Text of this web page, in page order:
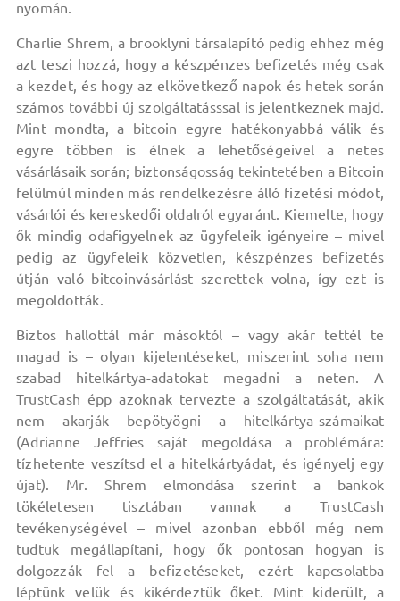
nyomán.
Charlie Shrem, a brooklyni társalapító pedig ehhez még
azt teszi hozzá, hogy a készpénzes befizetés még csak
a kezdet, és hogy az elkövetkező napok és hetek során
számos további új szolgáltatásssal is jelentkeznek majd.
Mint mondta, a bitcoin egyre hatékonyabbá válik és
egyre többen is élnek a lehetőségeivel a netes
vásárlásaik során; biztonságosság tekintetében a Bitcoin
felülmúl minden más rendelkezésre álló fizetési módot,
vásárlói és kereskedői oldalról egyaránt. Kiemelte, hogy
ők mindig odafigyelnek az ügyfeleik igényeire – mivel
pedig az ügyfeleik közvetlen, készpénzes befizetés
útján való bitcoinvásárlást szerettek volna, így ezt is
megoldották.
Biztos hallottál már másoktól – vagy akár tettél te
magad is – olyan kijelentéseket, miszerint soha nem
szabad hitelkártya-adatokat megadni a neten. A
TrustCash épp azoknak tervezte a szolgáltatását, akik
nem akarják bepötyögni a hitelkártya-számaikat
(Adrianne Jeffries saját megoldása a problémára:
tízhetente veszítsd el a hitelkártyádat, és igényelj egy
újat). Mr. Shrem elmondása szerint a bankok
tökéletesen tisztában vannak a TrustCash
tevékenységével – mivel azonban ebből még nem
tudtuk megállapítani, hogy ők pontosan hogyan is
dolgozzák fel a befizetéseket, ezért kapcsolatba
léptünk velük és kikérdeztük őket. Mint kiderült, a